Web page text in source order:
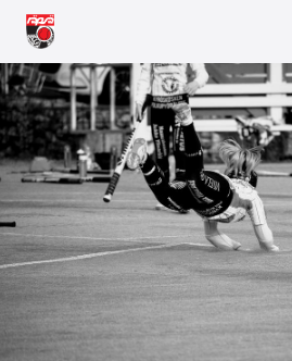
Siirry
sivun
sisältöön
Räpsä ry